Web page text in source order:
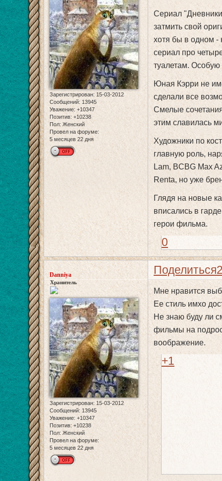
Зарегистрирован: 15-03-2012
Сообщений: 13945
Уважение: +10347
Позитив: +10238
Пол: Женский
Провел на форуме:
5 месяцев 22 дня
Сериал "Дневники
затмить свой
хотя бы в одном -
сериал про
туалетам.
Юная Кэрри не
сделали все
Смелые
этим славилась
Художники по
главную роль,
Lam, BCBG Max
Renta, но уже
Глядя на новые
вписались в
герои фильма.
0
Поделиться
Danniya
Хранитель
Зарегистрирован: 15-03-2012
Сообщений: 13945
Уважение: +10347
Позитив: +10238
Пол: Женский
Провел на форуме:
5 месяцев 22 дня
Мне нравится
Ее стиль имхо
Не знаю буду ли
фильмы на
воображение.
+1